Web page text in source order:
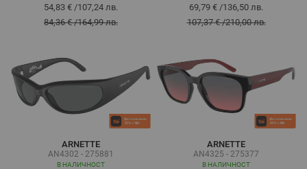
54,83 € /107,24 лв.
84,36 €/164,99 лв.
69,79 € /136,50 лв.
107,37 €/210,00 лв.
ARNETTE
AN4302 - 275881
В НАЛИЧНОСТ
ARNETTE
AN4325 - 275377
В НАЛИЧНОСТ